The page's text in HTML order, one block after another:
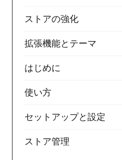
ストアの強化
拡張機能とテーマ
はじめに
使い方
セットアップと設定
ストア管理